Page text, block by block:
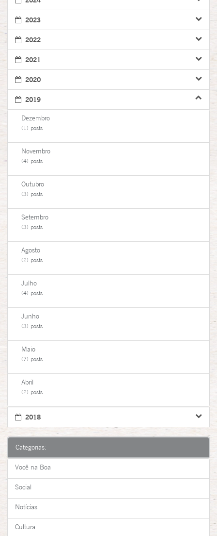
2023
2022
2021
2020
2019
Dezembro
(1) posts
Novembro
(4) posts
Outubro
(3) posts
Setembro
(3) posts
Agosto
(2) posts
Julho
(4) posts
Junho
(3) posts
Maio
(7) posts
Abril
(2) posts
2018
Categorias:
Você na Boa
Social
Notícias
Cultura